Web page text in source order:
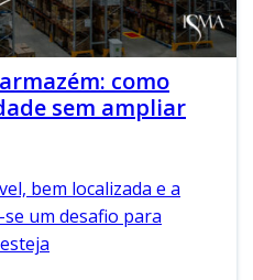
como
sem ampliar
bem localizada e a
um desafio para